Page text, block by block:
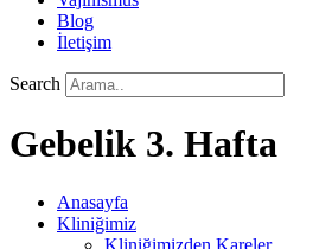
Blog
İletişim
Search
Gebelik 3. Hafta
Anasayfa
Kliniğimiz
Kliniğimizden Kareler